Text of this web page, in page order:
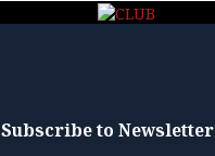
Subscribe to Newsletter